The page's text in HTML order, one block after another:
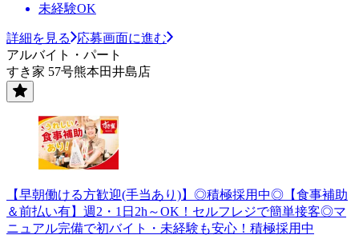
未経験OK
詳細を見る
応募画面に進む
アルバイト・パート
すき家 57号熊本田井島店
【早朝働ける方歓迎(手当あり)】◎積極採用中◎【食事補助
＆前払い有】週2・1日2h～OK！セルフレジで簡単接客◎マ
ニュアル完備で初バイト・未経験も安心！積極採用中